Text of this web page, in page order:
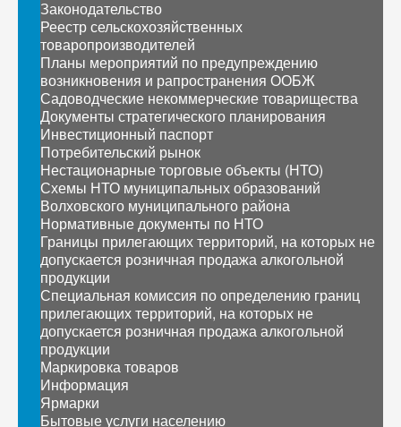
Законодательство
Реестр сельскохозяйственных
товаропроизводителей
Планы мероприятий по предупреждению
возникновения и рапространения ООБЖ
Садоводческие некоммерческие товарищества
Документы стратегического планирования
Инвестиционный паспорт
Потребительский рынок
Нестационарные торговые объекты (НТО)
Схемы НТО муниципальных образований
Волховского муниципального района
Нормативные документы по НТО
Границы прилегающих территорий, на которых не
допускается розничная продажа алкогольной
продукции
Специальная комиссия по определению границ
прилегающих территорий, на которых не
допускается розничная продажа алкогольной
продукции
Маркировка товаров
Информация
Ярмарки
Бытовые услуги населению